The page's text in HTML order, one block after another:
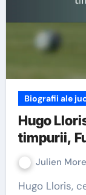
Biografii ale
Hugo
timpurii,
Julien
Hugo Lloris, celebrul portar francez, provine